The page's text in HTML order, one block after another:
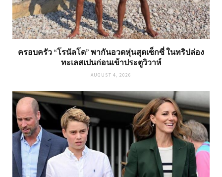
ครอบครัว “โรนัลโด” พากันอวดหุ่นสุดเซ็กซี่ ในทริปล่อง
ทะเลสเปนก่อนเข้าประตูวิวาห์
AUGUST 4, 2026